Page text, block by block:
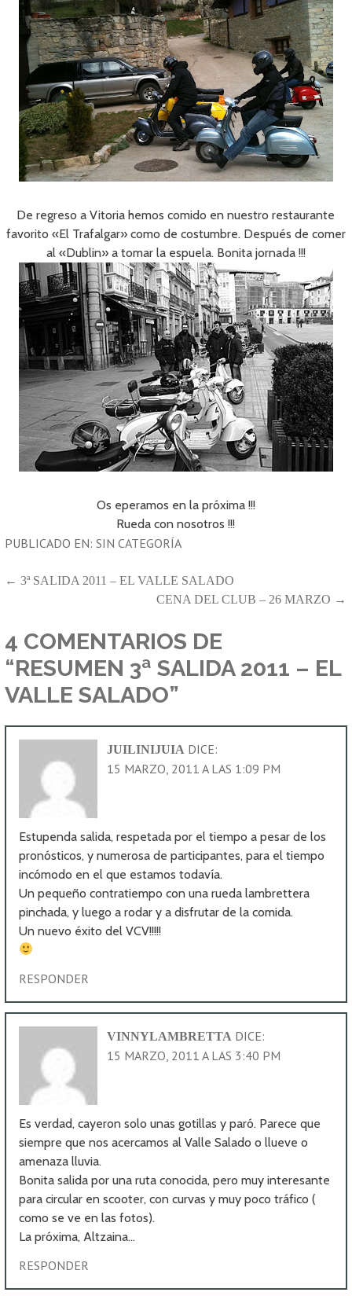
De regreso a Vitoria hemos comido en nuestro restaurante
favorito «El Trafalgar» como de costumbre. Después de comer
al «Dublin» a tomar la espuela. Bonita jornada !!!
Os eperamos en la próxima !!!
Rueda con nosotros !!!
PUBLICADO EN:SIN CATEGORÍA
NAVEGACIÓN
ENTRADAS
← 3ª SALIDA 2011 – EL VALLE SALADO
CENA DEL CLUB – 26 MARZO →
4 COMENTARIOS DE
“RESUMEN 3ª SALIDA 2011 – EL
VALLE SALADO”
JUILINIJUIA DICE:
15 MARZO, 2011 A LAS 1:09 PM
Estupenda salida, respetada por el tiempo a pesar de los
pronósticos, y numerosa de participantes, para el tiempo
incómodo en el que estamos todavía.
Un pequeño contratiempo con una rueda lambrettera
pinchada, y luego a rodar y a disfrutar de la comida.
Un nuevo éxito del VCV!!!!!
RESPONDER
VINNYLAMBRETTA DICE:
15 MARZO, 2011 A LAS 3:40 PM
Es verdad, cayeron solo unas gotillas y paró. Parece que
siempre que nos acercamos al Valle Salado o llueve o
amenaza lluvia.
Bonita salida por una ruta conocida, pero muy interesante
para circular en scooter, con curvas y muy poco tráfico (
como se ve en las fotos).
La próxima, Altzaina…
RESPONDER